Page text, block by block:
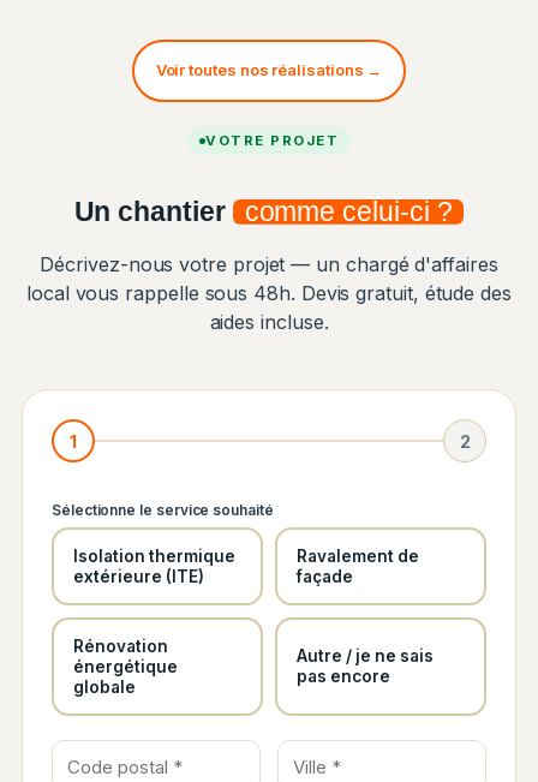
Voir toutes nos réalisations →
VOTRE PROJET
Un chantier comme celui-ci ?
Décrivez-nous votre projet — un chargé d'affaires
local vous rappelle sous 48h. Devis gratuit, étude des
aides incluse.
1 2
Sélectionne le service souhaité
Isolation thermique
extérieure (ITE)
Ravalement de
façade
Rénovation
énergétique
globale
Autre / je ne sais
pas encore